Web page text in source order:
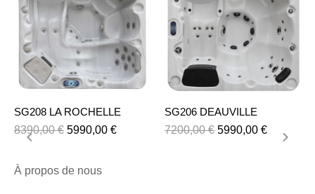
SG208 LA ROCHELLE
8390,00€ 5990,00 €
SG206 DEAUVILLE
7200,00€ 5990,00 €
À propos de nous